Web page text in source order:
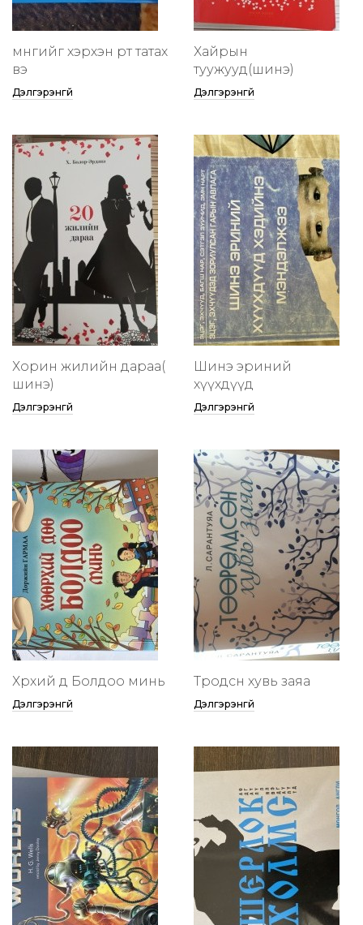
мөнгийг хэрхэн өөртөө татах
вэ
Дэлгэрэнгүй
Хайрын
туужууд(шинэ)
Дэлгэрэнгүй
Хорин жилийн дараа(
шинэ)
Дэлгэрэнгүй
Шинэ эриний
хүүхдүүд
Дэлгэрэнгүй
Хөөрхий дөө Болдоо минь
Дэлгэрэнгүй
Төөрөодсөн хувь заяа
Дэлгэрэнгүй